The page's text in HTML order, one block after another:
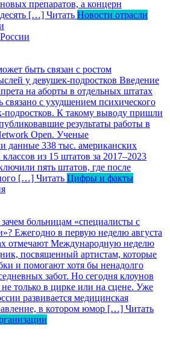
препаратов, а концерн
[…] Читать Новости отрасли
быть связан с ростом
у девушек-подростков Введение
на аборты в отдельных штатах
с ухудшением психического
подростков. К такому выводу пришли
результаты работы в
Open. Ученые
данные 338 тыс. американских
из 15 штатов за 2017–2023
пять штатов, где после
[…] Читать Цифры и факты
больницам «специалисты с
Ежегодно в первую неделю августа
отмечают Международную неделю
посвященный артистам, которые
и помогают хотя бы ненадолго
забот. Но сегодня клоунов
только в цирке или на сцене. Уже
развивается медицинская
в котором юмор […] Читать